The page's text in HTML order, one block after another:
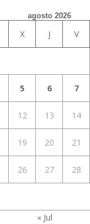
agosto 2026
X J V
5 6 7
12 13 14
19 20 21
26 27 28
« Jul